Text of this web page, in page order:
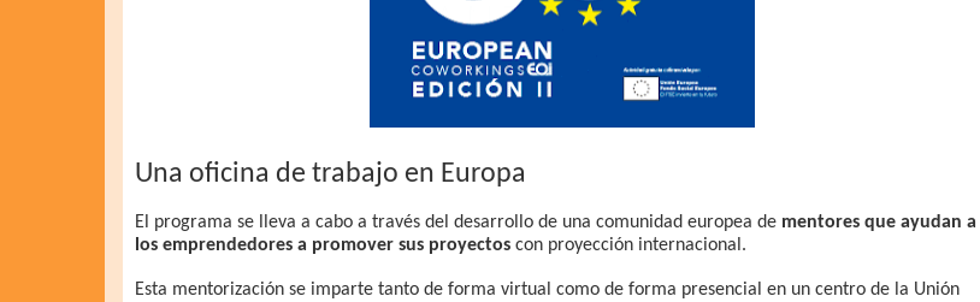
Una oficina de trabajo en Europa
El programa se lleva a cabo a través del desarrollo de una comunidad europea de mentores que ayudan a
los emprendedores a promover sus proyectos con proyección internacional.
Esta mentorización se imparte tanto de forma virtual como de forma presencial en un centro de la Unión